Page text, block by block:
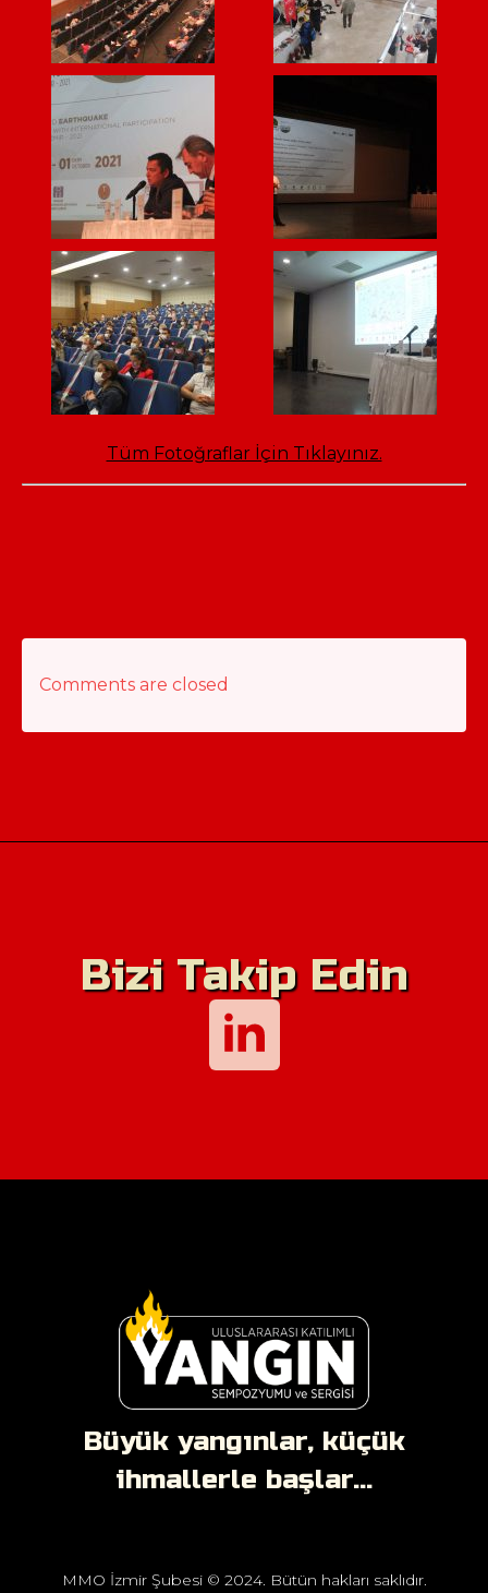
Tüm Fotoğraflar İçin Tıklayınız.
Comments are closed
Bizi Takip Edin
Büyük yangınlar, küçük
ihmallerle başlar...
MMO İzmir Şubesi © 2024. Bütün hakları saklıdır.